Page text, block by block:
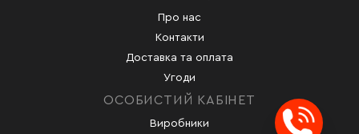
Про нас
Контакти
Доставка та оплата
Угоди
ОСОБИСТИЙ КАБІНЕТ
Виробники